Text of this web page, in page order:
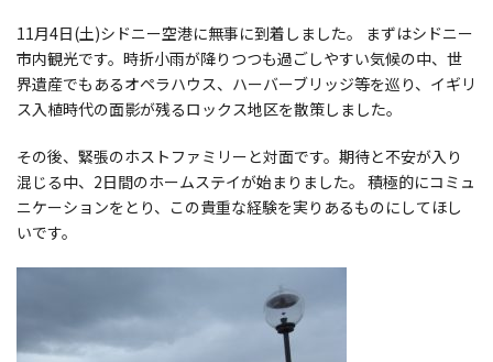
11月4日(土)シドニー空港に無事に到着しました。 まずはシドニー
市内観光です。時折小雨が降りつつも過ごしやすい気候の中、世
界遺産でもあるオペラハウス、ハーバーブリッジ等を巡り、イギリ
ス入植時代の面影が残るロックス地区を散策しました。
その後、緊張のホストファミリーと対面です。期待と不安が入り
混じる中、2日間のホームステイが始まりました。 積極的にコミュ
ニケーションをとり、この貴重な経験を実りあるものにしてほし
いです。